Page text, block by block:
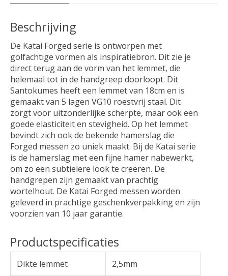
Beschrijving
De Katai Forged serie is ontworpen met
golfachtige vormen als inspiratiebron. Dit zie je
direct terug aan de vorm van het lemmet, die
helemaal tot in de handgreep doorloopt. Dit
Santokumes heeft een lemmet van 18cm en is
gemaakt van 5 lagen VG10 roestvrij staal. Dit
zorgt voor uitzonderlijke scherpte, maar ook een
goede elasticiteit en stevigheid. Op het lemmet
bevindt zich ook de bekende hamerslag die
Forged messen zo uniek maakt. Bij de Katai serie
is de hamerslag met een fijne hamer nabewerkt,
om zo een subtielere look te creëren. De
handgrepen zijn gemaakt van prachtig
wortelhout. De Katai Forged messen worden
geleverd in prachtige geschenkverpakking en zijn
voorzien van 10 jaar garantie.
Productspecificaties
Dikte lemmet 2,5mm